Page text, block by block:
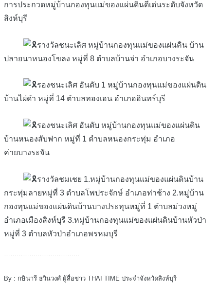
การประกวดหมู่บ้านกองทุนแม่ของแผ่นดินดีเด่นระดับจังหวัด
สิงห์บุรี
รางวัลชนะเลิศ หมู่บ้านกองทุนแม่ของแผ่นคิน บ้าน
ปลายนาหนองโขลง หมู่ที่ 8 ตำบลบ้านจ่า อำเภอบางระจัน
รองชนะเลิศ อันดับ 1 หมู่บ้านกองทุนแม่ของแผ่นดิน
บ้านไผ่ดำ หมู่ที่ 14 ตำบลทองเอน อำเภออินทร์บุรี
รองชนะเลิศ อันดับ หมู่บ้านกองทุนแม่ของแผ่นดิน
บ้านหนองสับฟาก หมู่ที่ 1 ตำบลหนองกระทุ่ม อำเภอ
ค่ายบางระจัน
รางวัลชมเชย 1.หมู่บ้านกองทุนแม่ของแผ่นดินบ้าน
กระทุ่มลายหมู่ที่ 3 ตำบลโพประจักษ์ อำเภอท่าช้าง 2.หมู่บ้าน
กองทุนแม่ของแผ่นดินบ้านบางประทุนหมู่ที่ 1 ตำบลม่วงหมู่
อำเภอเมืองสิงห์บุรี 3.หมู่บ้านกองทุนแม่ของแผ่นดินบ้านหัวป่า
หมู่ที่ 3 ตำบลหัวป่าอำเภอพรหมบุรี
By : กษินารี ธวินวงศ์ ผู้สื่อข่าว THAI TIME ประจำจังหวัดสิงห์บุรี